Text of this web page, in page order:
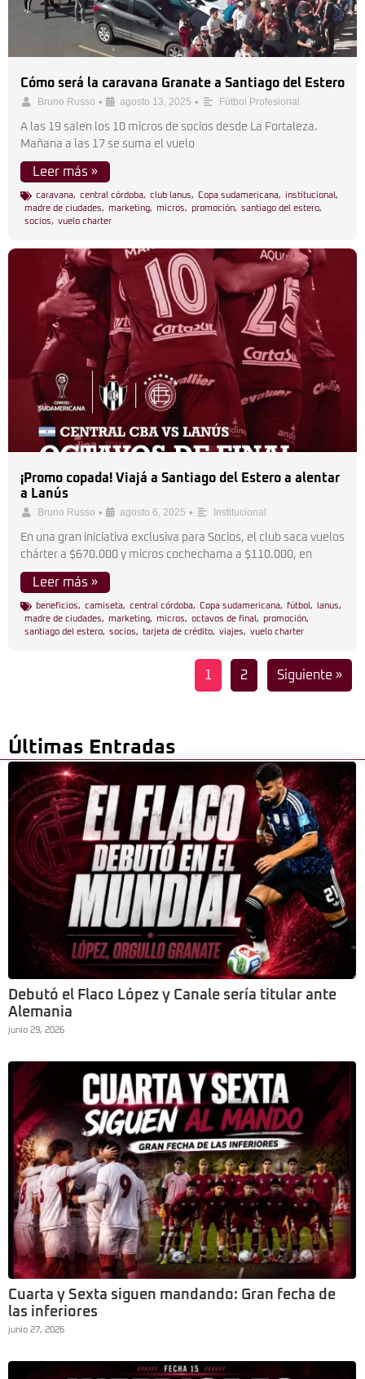
Cómo será la caravana Granate a Santiago del Estero
Bruno Russo • agosto 13, 2025 • Fútbol Profesional
A las 19 salen los 10 micros de socios desde La Fortaleza.
Mañana a las 17 se suma el vuelo
Leer más »
caravana, central córdoba, club lanus, Copa sudamericana, institucional ,
madre de ciudades, marketing, micros, promoción, santiago del estero,
socios, vuelo charter
¡Promo copada! Viajá a Santiago del Estero a alentar
a Lanús
Bruno Russo • agosto 6, 2025 • Institucional
En una gran iniciativa exclusiva para Socios, el club saca vuelos
chárter a $670.000 y micros cochechama a $110.000, en
Leer más »
beneficios, camiseta, central córdoba, Copa sudamericana, fútbol , lanus,
madre de ciudades, marketing, micros, octavos de final , promoción,
santiago del estero, socios, tarjeta de crédito, viajes, vuelo charter
1 2 Siguiente »
Últimas Entradas
Debutó el Flaco López y Canale sería titular ante
Alemania
junio 29, 2026
Cuarta y Sexta siguen mandando: Gran fecha de
las inferiores
junio 27, 2026